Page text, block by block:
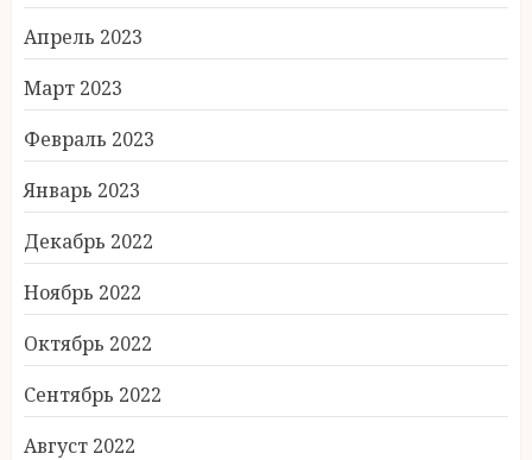
Апрель 2023
Март 2023
Февраль 2023
Январь 2023
Декабрь 2022
Ноябрь 2022
Октябрь 2022
Сентябрь 2022
Август 2022